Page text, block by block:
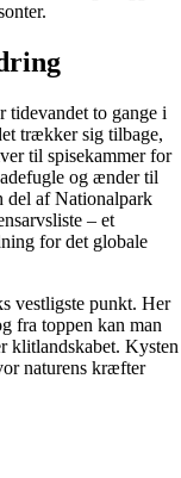
tidevandet to gange i
trækker sig tilbage,
til spisekammer for
og ænder til
del af Nationalpark
– et
for det globale
vestligste punkt. Her
fra toppen kan man
klitlandskabet. Kysten
naturens kræfter